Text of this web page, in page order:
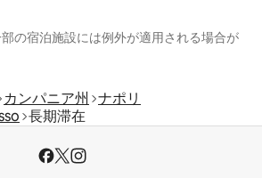
の宿泊施設には例外が適用される場合が
カンパニア州
ナポリ
長期滞在